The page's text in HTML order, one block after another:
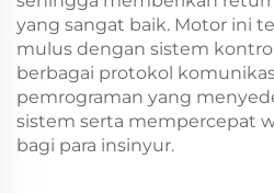
yang sangat baik. Motor ini
mulus dengan sistem
berbagai protokol
pemrograman yang
sistem serta mempercepat
bagi para insinyur.